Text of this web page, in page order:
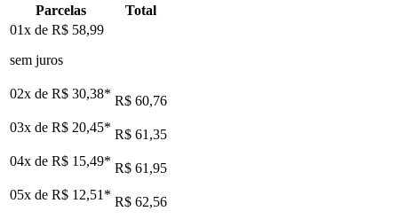
Parcelas
Total
01x de R$ 58,99
sem juros
02x de R$ 30,38* R$ 60,76
03x de R$ 20,45* R$ 61,35
04x de R$ 15,49* R$ 61,95
05x de R$ 12,51 * R$ 62,56